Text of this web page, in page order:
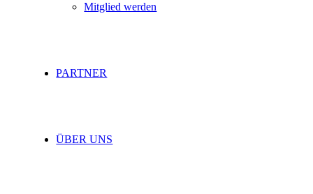
Mitglied werden
PARTNER
ÜBER UNS